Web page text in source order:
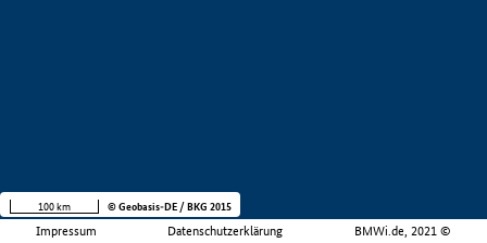
Impressum Datenschutzerklärung BMWi.de, 2021 ©
100 km © Geobasis-DE / BKG 2015